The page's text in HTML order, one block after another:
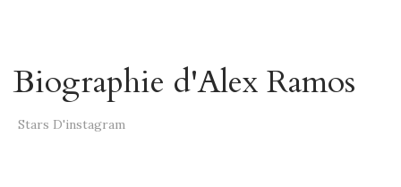
Biographie d'Alex Ramos
Stars D'instagram